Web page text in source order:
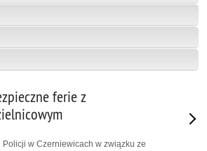
ferie z
w Czerniewicach w związku ze